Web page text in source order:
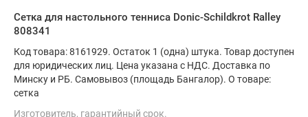
Сетка для настольного тенниса Donic-Schildkrot Ralley
808341
Код товара: 8161929. Остаток 1 (одна) штука. Товар доступен
для юридических лиц. Цена указана с НДС. Доставка по
Минску и РБ. Самовывоз (площадь Бангалор). О товаре:
сетка
Изготовитель, гарантийный срок.